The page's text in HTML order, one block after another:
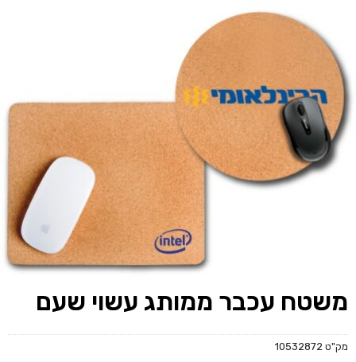
משטח עכבר ממותג עשוי שעם
מק"ט 10532872